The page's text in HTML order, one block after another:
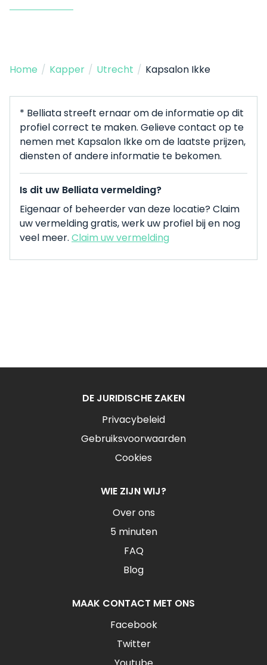
Home / Kapper / Utrecht / Kapsalon Ikke
* Belliata streeft ernaar om de informatie op dit
profiel correct te maken. Gelieve contact op te
nemen met Kapsalon Ikke om de laatste prijzen,
diensten of andere informatie te bekomen.
Is dit uw Belliata vermelding?
Eigenaar of beheerder van deze locatie? Claim
uw vermelding gratis, werk uw profiel bij en nog
veel meer. Claim uw vermelding
DE JURIDISCHE ZAKEN
Privacybeleid
Gebruiksvoorwaarden
Cookies
WIE ZIJN WIJ?
Over ons
5 minuten
FAQ
Blog
MAAK CONTACT MET ONS
Facebook
Twitter